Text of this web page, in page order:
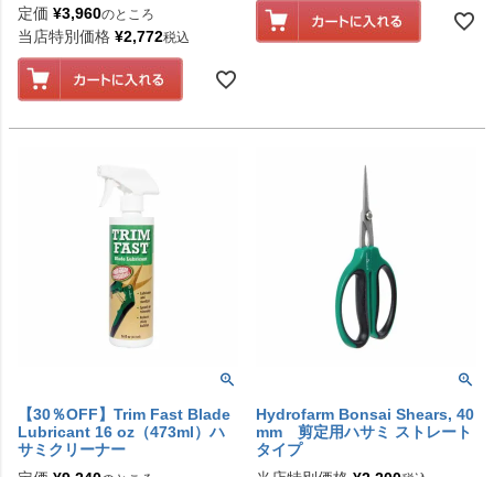
定価 ¥3,960のところ
当店特別価格 ¥2,772税込
【30％OFF】Trim Fast Blade
Lubricant 16 oz（473ml）ハ
サミクリーナー
Hydrofarm Bonsai Shears, 40
mm 剪定用ハサミ ストレート
タイプ